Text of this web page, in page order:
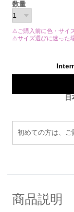
数量
⚠ご購入前に色・サイ
⚠サイズ選びに迷った
初めての方は、ご
商品説明